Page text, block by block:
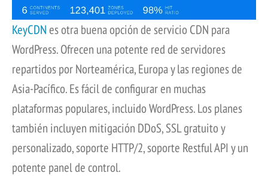
KeyCDNes otra buena opción de servicio CDN para
WordPress. Ofrecen una potente red de servidores
repartidos por Norteamérica, Europa y las regiones de
Asia-Pacífico. Es fácil de configurar en muchas
plataformas populares, incluido WordPress. Los planes
también incluyen mitigación DDoS, SSL gratuito y
personalizado, soporte HTTP/2, soporte Restful API y un
potente panel de control.